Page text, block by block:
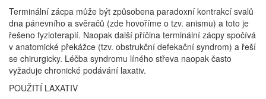
Terminální zácpa může být způsobena paradoxní kontrakcí svalů
dna pánevního a svěračů (zde hovoříme o tzv. anismu) a toto je
řešeno fyzioterapií. Naopak další příčina terminální zácpy spočívá
v anatomické překážce (tzv. obstrukční defekační syndrom) a řeší
se chirurgicky. Léčba syndromu líného střeva naopak často
vyžaduje chronické podávání laxativ.
POUŽITÍ LAXATIV